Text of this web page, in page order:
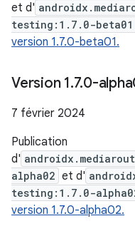
et d'
testing:1.7.0-beta01
version 1.7.0-beta01.
Version 1.7.0-
7 février 2024
Publication
d'
alpha02 et d'
testing:1.7.0-
version 1.7.0-alpha02.